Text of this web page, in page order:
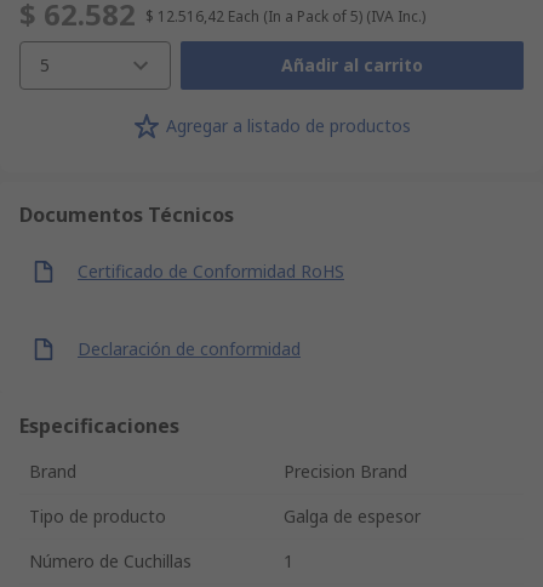
$ 62.582 $ 12.516,42 Each (In a Pack of 5) (IVA Inc.)
5 Añadir al carrito
Agregar a listado de productos
Documentos Técnicos
Certificado de Conformidad RoHS
Declaración de conformidad
Especificaciones
Brand
Precision Brand
Tipo de producto
Galga de espesor
Número de Cuchillas
1